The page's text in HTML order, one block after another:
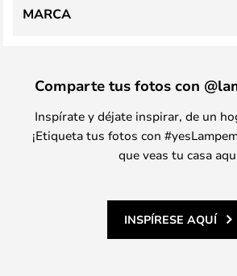
MARCA
Comparte tus fotos con
Inspírate y déjate inspirar, de un
¡Etiqueta tus fotos con
que veas tu casa
INSPÍRESE AQUÍ